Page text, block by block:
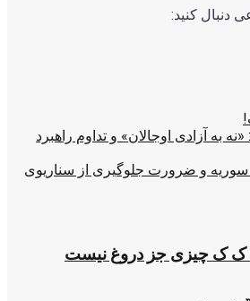
دنبال کنید:
«نه به آزادی اوجالان» و تداوم راهبرد
سوریه و ضرورت جلوگیری از سناریوی
ک ک چیزی جز دروغ نیست